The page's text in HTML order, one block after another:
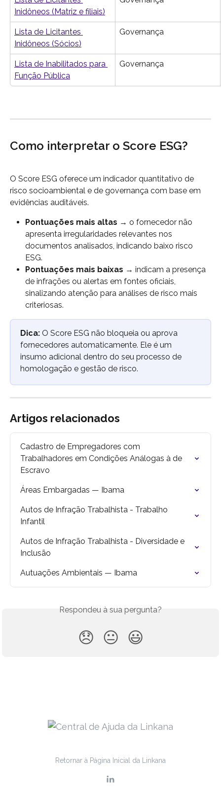
Inidôneos (Matriz e filiais)
Lista de Licitantes
Inidôneos (Sócios)
Governança
Lista de Inabilitados para
Função Pública
Governança
Como interpretar o Score ESG?
O Score ESG oferece um indicador quantitativo de
risco socioambiental e de governança com base em
evidências auditáveis.
Pontuações mais altas → o fornecedor não
apresenta irregularidades relevantes nos
documentos analisados, indicando baixo risco
ESG.
Pontuações mais baixas → indicam a presença
de infrações ou alertas em fontes oficiais,
sinalizando atenção para análises de risco mais
criteriosas.
Dica: O Score ESG não bloqueia ou aprova
fornecedores automaticamente. Ele é um
insumo adicional dentro do seu processo de
homologação e gestão de risco.
Artigos relacionados
Cadastro de Empregadores com
Trabalhadores em Condições Análogas à de
Escravo
Áreas Embargadas — Ibama
Autos de Infração Trabalhista - Trabalho
Infantil
Autos de Infração Trabalhista - Diversidade e
Inclusão
Autuações Ambientais — Ibama
Respondeu à sua pergunta?
😞 😐 😃
Retornar à Página Inicial da Linkana